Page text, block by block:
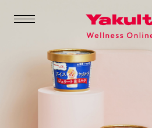
ンソイミルク）